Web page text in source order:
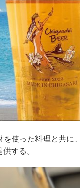
使った料理と共に
する。